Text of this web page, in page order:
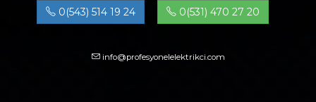
0(543) 514 19 24 0(531) 470 27 20
info@profesyonelelektrikci.com